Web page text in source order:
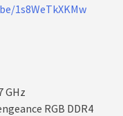
1s8WeTkXKMw
GHz
RGB DDR4